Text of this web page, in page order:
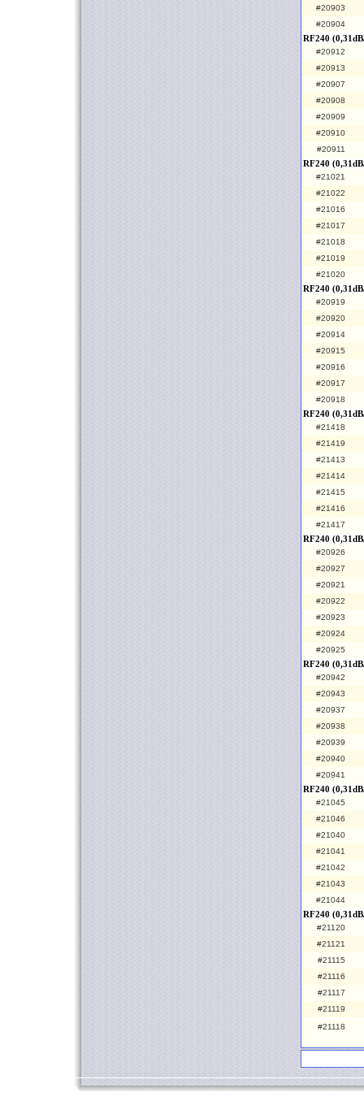
#20903
#20904
RF240
#20912
#20913
#20907
#20908
#20909
#20910
#20911
RF240
#21021
#21022
#21016
#21017
#21018
#21019
#21020
RF240
#20919
#20920
#20914
#20915
#20916
#20917
#20918
RF240
#21418
#21419
#21413
#21414
#21415
#21416
#21417
RF240
#20926
#20927
#20921
#20922
#20923
#20924
#20925
RF240
#20942
#20943
#20937
#20938
#20939
#20940
#20941
RF240
#21045
#21046
#21040
#21041
#21042
#21043
#21044
RF240
#21120
#21121
#21115
#21116
#21117
#21119
#21118